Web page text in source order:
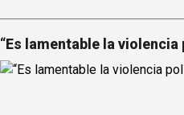
“Es lamentable la